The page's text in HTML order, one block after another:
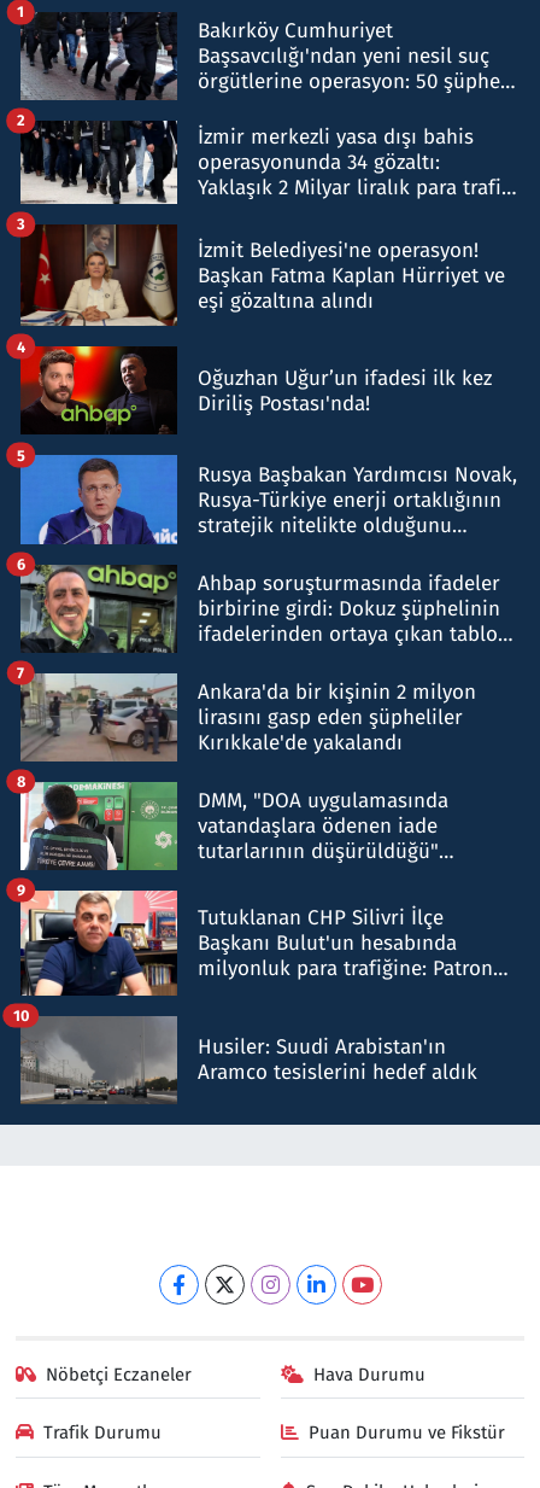
Bakırköy Cumhuriyet
Başsavcılığı'ndan yeni nesil suç
örgütlerine operasyon: 50 şüpheli
1
İzmir merkezli yasa dışı bahis
operasyonunda 34 gözaltı:
Yaklaşık 2 Milyar liralık para trafiği
2
İzmit Belediyesi'ne operasyon!
Başkan Fatma Kaplan Hürriyet ve
eşi gözaltına alındı
3
Oğuzhan Uğur’un ifadesi ilk kez
Diriliş Postası'nda!
4
Rusya Başbakan Yardımcısı Novak,
Rusya-Türkiye enerji ortaklığının
stratejik nitelikte olduğunu
5
Ahbap soruşturmasında ifadeler
birbirine girdi: Dokuz şüphelinin
ifadelerinden ortaya çıkan tablo
6
Ankara'da bir kişinin 2 milyon
lirasını gasp eden şüpheliler
Kırıkkale'de yakalandı
7
DMM, "DOA uygulamasında
vatandaşlara ödenen iade
tutarlarının düşürüldüğü"
8
Tutuklanan CHP Silivri İlçe
Başkanı Bulut'un hesabında
milyonluk para trafiğine: Patron
9
Husiler: Suudi Arabistan'ın
Aramco tesislerini hedef aldık
10
Nöbetçi Eczaneler Hava Durumu
Trafik Durumu Puan Durumu ve Fikstür